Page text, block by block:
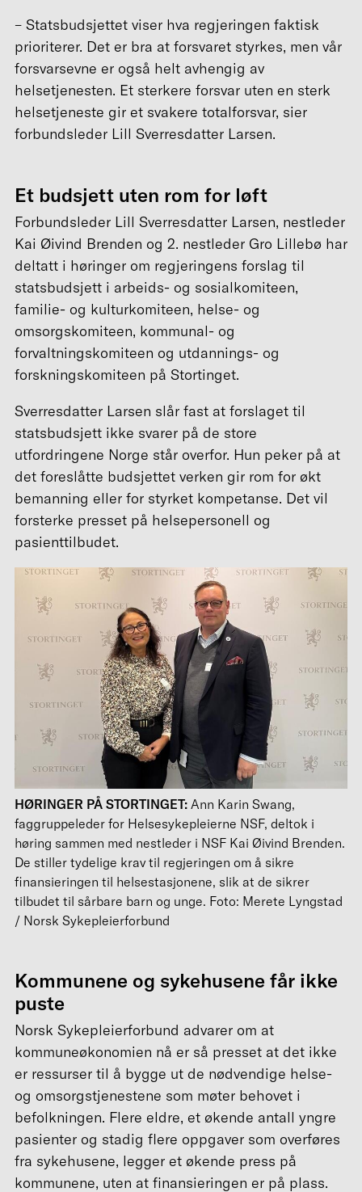
– Statsbudsjettet viser hva regjeringen faktisk
prioriterer. Det er bra at forsvaret styrkes, men vår
forsvarsevne er også helt avhengig av
helsetjenesten. Et sterkere forsvar uten en sterk
helsetjeneste gir et svakere totalforsvar, sier
forbundsleder Lill Sverresdatter Larsen.
Et budsjett uten rom for løft
Forbundsleder Lill Sverresdatter Larsen, nestleder
Kai Øivind Brenden og 2. nestleder Gro Lillebø har
deltatt i høringer om regjeringens forslag til
statsbudsjett i arbeids- og sosialkomiteen,
familie- og kulturkomiteen, helse- og
omsorgskomiteen, kommunal- og
forvaltningskomiteen og utdannings- og
forskningskomiteen på Stortinget.
Sverresdatter Larsen slår fast at forslaget til
statsbudsjett ikke svarer på de store
utfordringene Norge står overfor. Hun peker på at
det foreslåtte budsjettet verken gir rom for økt
bemanning eller for styrket kompetanse. Det vil
forsterke presset på helsepersonell og
pasienttilbudet.
HØRINGER PÅ STORTINGET: Ann Karin Swang,
faggruppeleder for Helsesykepleierne NSF, deltok i
høring sammen med nestleder i NSF Kai Øivind Brenden.
De stiller tydelige krav til regjeringen om å sikre
finansieringen til helsestasjonene, slik at de sikrer
tilbudet til sårbare barn og unge. Foto: Merete Lyngstad
/ Norsk Sykepleierforbund
Kommunene og sykehusene får ikke
puste
Norsk Sykepleierforbund advarer om at
kommuneøkonomien nå er så presset at det ikke
er ressurser til å bygge ut de nødvendige helse-
og omsorgstjenestene som møter behovet i
befolkningen. Flere eldre, et økende antall yngre
pasienter og stadig flere oppgaver som overføres
fra sykehusene, legger et økende press på
kommunene, uten at finansieringen er på plass.